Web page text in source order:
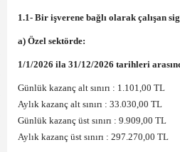
1.1- Bir işverene bağlı olarak çalışan
a) Özel sektörde:
1/1/2026 ila 31/12/2026 tarihleri
Günlük kazanç alt sınırı : 1.101,00 TL
Aylık kazanç alt sınırı : 33.030,00 TL
Günlük kazanç üst sınırı : 9.909,00 TL
Aylık kazanç üst sınırı : 297.270,00 TL